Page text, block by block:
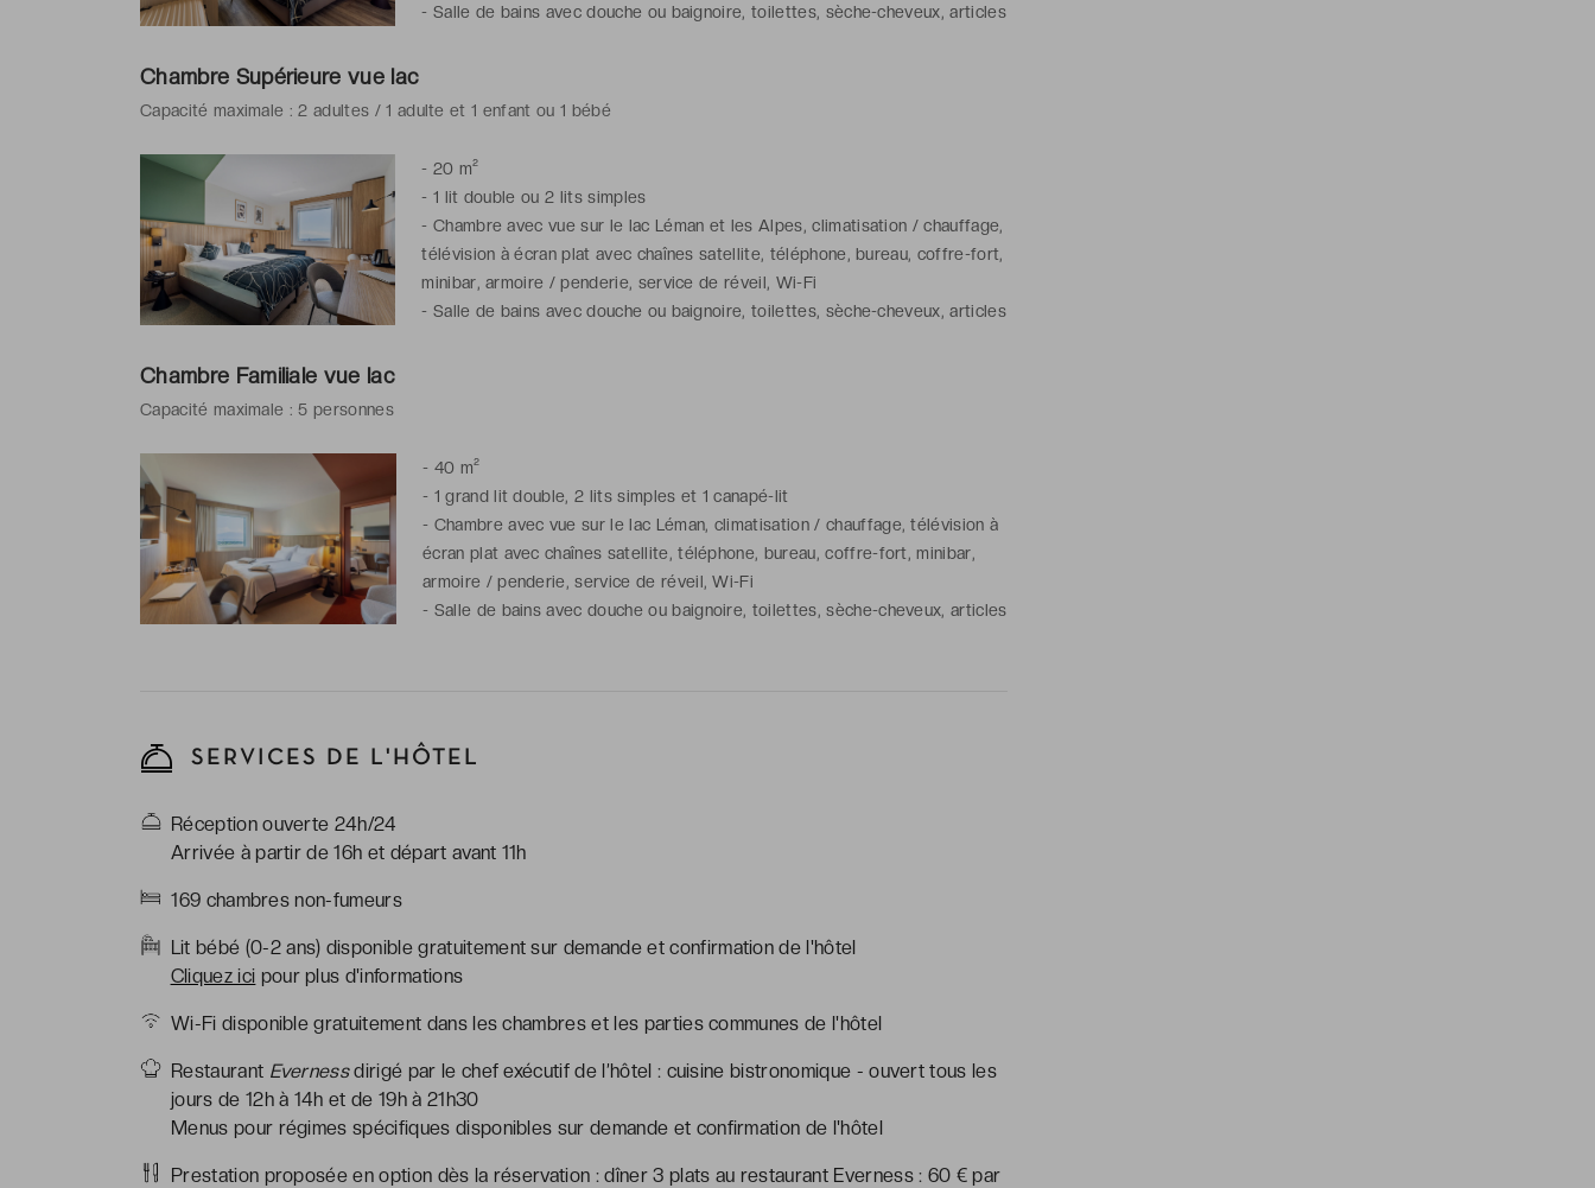
- Salle de bains avec douche ou baignoire, toilettes, sèche-cheveux, articles
Chambre Supérieure vue lac
Capacité maximale : 2 adultes / 1 adulte et 1 enfant ou 1 bébé
- 20 m²
- 1 lit double ou 2 lits simples
- Chambre avec vue sur le lac Léman et les Alpes, climatisation / chauffage,
télévision à écran plat avec chaînes satellite, téléphone, bureau, coffre-fort,
minibar, armoire / penderie, service de réveil, Wi-Fi
- Salle de bains avec douche ou baignoire, toilettes, sèche-cheveux, articles
Chambre Familiale vue lac
Capacité maximale : 5 personnes
- 40 m²
- 1 grand lit double, 2 lits simples et 1 canapé-lit
- Chambre avec vue sur le lac Léman, climatisation / chauffage, télévision à
écran plat avec chaînes satellite, téléphone, bureau, coffre-fort, minibar,
armoire / penderie, service de réveil, Wi-Fi
- Salle de bains avec douche ou baignoire, toilettes, sèche-cheveux, articles
SERVICES DE L'HÔTEL
Réception ouverte 24h/24
Arrivée à partir de 16h et départ avant 11h
169 chambres non-fumeurs
Lit bébé (0-2 ans) disponible gratuitement sur demande et confirmation de l'hôtel
Cliquez ici pour plus d'informations
Wi-Fi disponible gratuitement dans les chambres et les parties communes de l'hôtel
Restaurant Evernessdirigé par le chef exécutif de l’hôtel : cuisine bistronomique - ouvert tous les
jours de 12h à 14h et de 19h à 21h30
Menus pour régimes spécifiques disponibles sur demande et confirmation de l'hôtel
Prestation proposée en option dès la réservation : dîner 3 plats au restaurant Everness : 60 € par